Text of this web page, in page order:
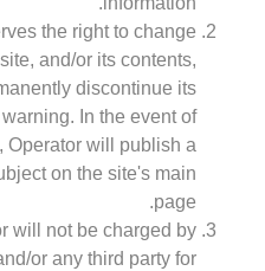
the right to change
and/or its contents,
discontinue its
In the event of
Operator will publish a
on the site's main
page.
will not be charged by
or any third party for